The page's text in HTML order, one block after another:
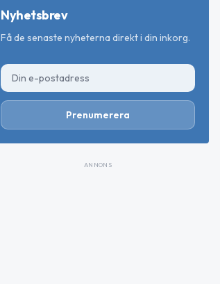
Nyhetsbrev
Få de senaste nyheterna direkt i din inkorg.
Prenumerera
ANNONS